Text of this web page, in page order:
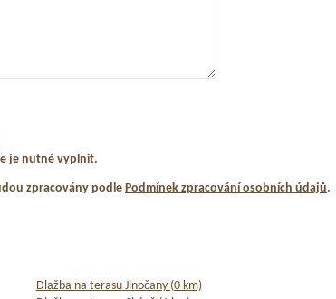
je nutné vyplnit.
zpracovány podle Podmínek zpracování osobních údajů.
Dlažba na terasu Jinočany (0 km)